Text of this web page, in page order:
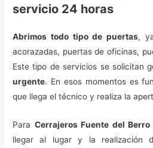
servicio 24 horas
Abrimos todo tipo de puertas,
acorazadas, puertas de oficinas,
Este tipo de servicios se solicitan
urgente. En esos momentos es
que llega el técnico y realiza la
Para Cerrajeros Fuente del
llegar al lugar y la realización